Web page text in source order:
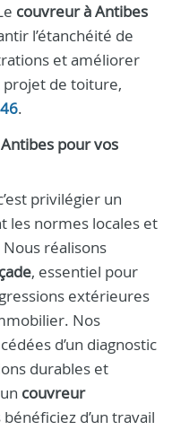
couvreur à Antibes
l’étanchéité de
et améliorer
projet de toiture,
.
Antibes pour vos
privilégier un
les normes locales et
réalisons
, essentiel pour
extérieures
Nos
d’un diagnostic
durables et
couvreur
d’un travail